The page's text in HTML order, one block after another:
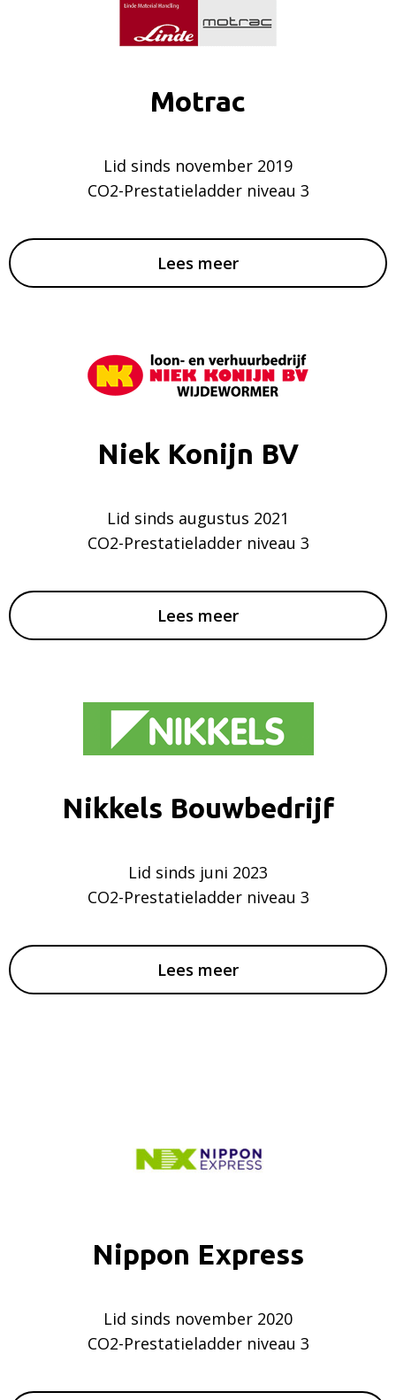
Motrac
Lid sinds november 2019
CO2-Prestatieladder niveau 3
Lees meer
Niek Konijn BV
Lid sinds augustus 2021
CO2-Prestatieladder niveau 3
Lees meer
Nikkels Bouwbedrijf
Lid sinds juni 2023
CO2-Prestatieladder niveau 3
Lees meer
Nippon Express
Lid sinds november 2020
CO2-Prestatieladder niveau 3